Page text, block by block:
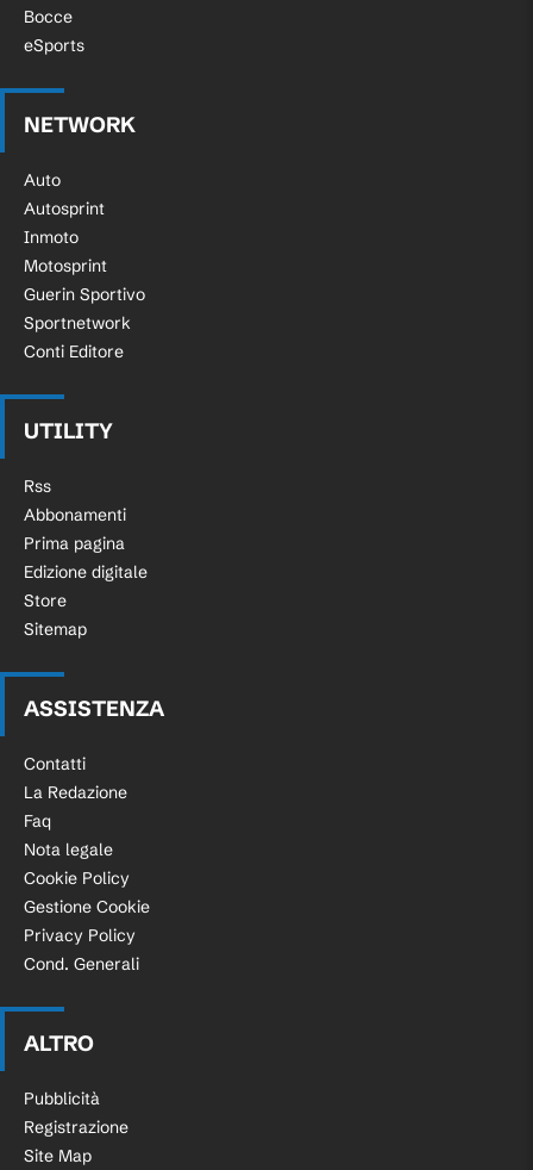
Bocce
eSports
NETWORK
Auto
Autosprint
Inmoto
Motosprint
Guerin Sportivo
Sportnetwork
Conti Editore
UTILITY
Rss
Abbonamenti
Prima pagina
Edizione digitale
Store
Sitemap
ASSISTENZA
Contatti
La Redazione
Faq
Nota legale
Cookie Policy
Gestione Cookie
Privacy Policy
Cond. Generali
ALTRO
Pubblicità
Registrazione
Site Map